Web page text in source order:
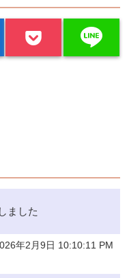
line
ました
年2月9日 10:10:11 PM